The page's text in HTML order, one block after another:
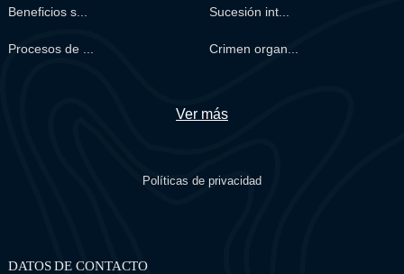
Beneficios s... Sucesión int...
Procesos de ... Crimen organ...
Ver más
Políticas de privacidad
DATOS DE CONTACTO